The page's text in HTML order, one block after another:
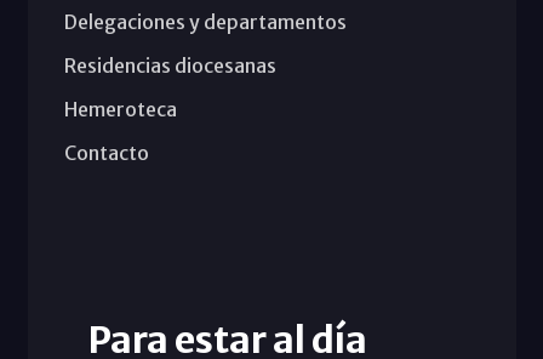
Delegaciones y departamentos
Residencias diocesanas
Hemeroteca
Contacto
Para estar al día